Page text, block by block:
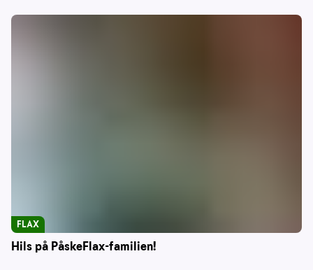
Hils på PåskeFlax-familien!
FLAX